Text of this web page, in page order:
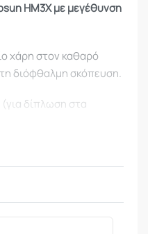
HM3X με μεγέθυνση
χάρη στον καθαρό
διόφθαλμη σκόπευση.
δίπλωση στα
σκοπευτικό.
ρύθμιση.